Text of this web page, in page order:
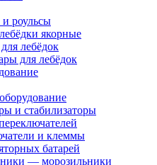
роульсы
якорные
лебёдок
для лебёдок
и стабилизаторы
и клеммы
батарей
— морозильники